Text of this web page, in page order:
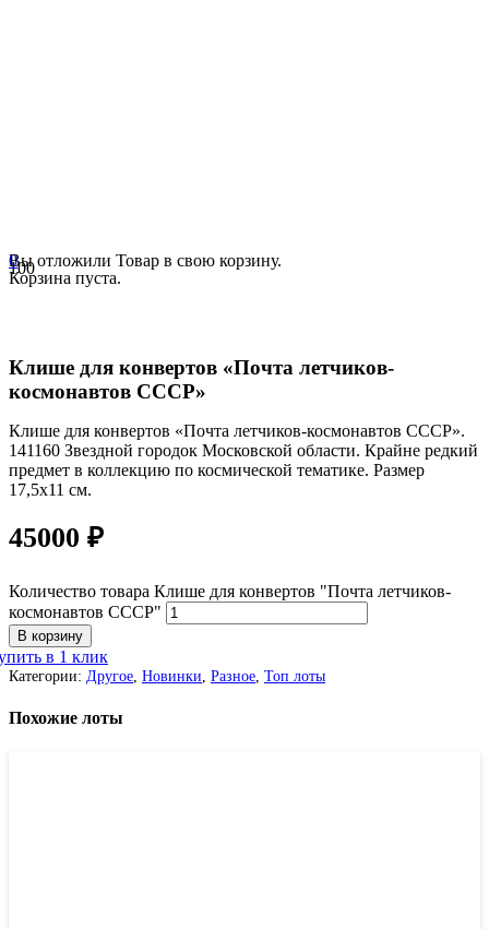
0
Вы отложили Товар в свою корзину.
Корзина пуста.
Клише для конвертов «Почта летчиков-
космонавтов СССР»
Клише для конвертов «Почта летчиков-космонавтов СССР».
141160 Звездной городок Московской области. Крайне редкий
предмет в коллекцию по космической тематике. Размер
17,5х11 см.
45000 ₽
Количество товара Клише для конвертов "Почта летчиков-
космонавтов СССР"
В корзину
в 1 клик
Категории: Другое Новинки Разное Топ лоты
Похожие лоты